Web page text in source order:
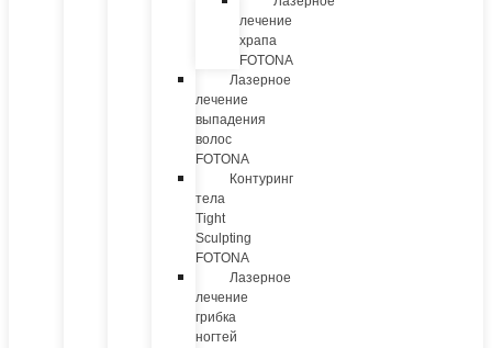
лечение
храпа
FOTONA
Лазерное
лечение
выпадения
волос
FOTONA
Контуринг
тела
Tight
Sculpting
FOTONA
Лазерное
лечение
грибка
ногтей